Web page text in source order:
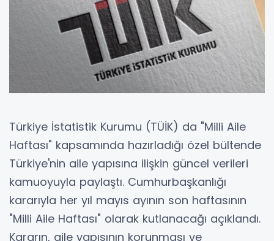
Türkiye İstatistik Kurumu (TÜİK) da "Milli Aile
Haftası" kapsamında hazırladığı özel bültende
Türkiye'nin aile yapısına ilişkin güncel verileri
kamuoyuyla paylaştı. Cumhurbaşkanlığı
kararıyla her yıl mayıs ayının son haftasının
"Milli Aile Haftası" olarak kutlanacağı açıklandı.
Kararın, aile yapısının korunması ve